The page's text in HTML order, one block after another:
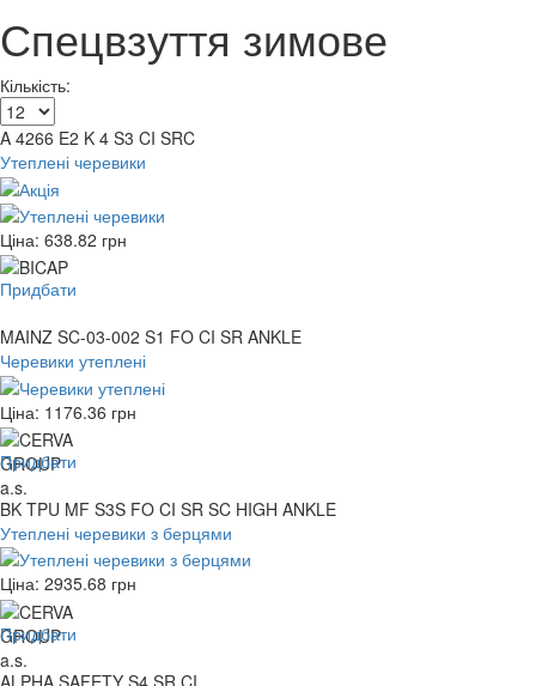
Спецвзуття зимове
Кількість:
A 4266 E2 K 4 S3 CI SRC
Утеплені черевики
Ціна: 638.82 грн
Придбати
MAINZ SC-03-002 S1 FO CI SR ANKLE
Черевики утеплені
Ціна: 1176.36 грн
Придбати
BK TPU MF S3S FO CI SR SC HIGH ANKLE
Утеплені черевики з берцями
Ціна: 2935.68 грн
Придбати
ALPHA SAFETY S4 SR CI